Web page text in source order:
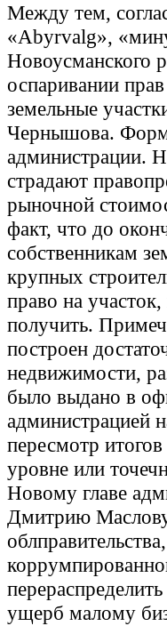
Между тем,
«Abyrvalg»,
Новоусманского
оспаривании
земельные
Чернышова.
администрации.
страдают
рыночной
факт, что до
собственникам
крупных
право на
получить.
построен
недвижимости,
было выдано в
администрацией
пересмотр
уровне или
Новому главе
Дмитрию
ущерб малому